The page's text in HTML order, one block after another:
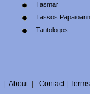
Tasmar
Tassos
Tautologos
About| Contact| Terms